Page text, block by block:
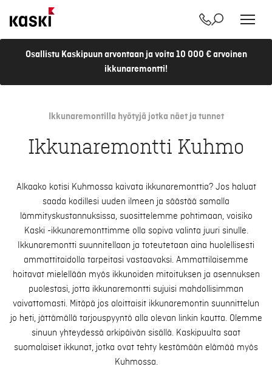
sisältöön
Yhteystiedot
Etsi
Osallistu Kaskipuun arvontaan ja voita 10 000 € arvoinen
ikkunaremontti!
Ikkunaremontilla hyötyjä jotka näet ja tunnet
Ikkunaremontti Kuhmo
Alkaako kotisi Kuhmossa kaivata ikkunaremonttia? Jos haluat
saada kodillesi uuden ilmeen ja säästää samalla
lämmityskustannuksissa, suosittelemme pohtimaan, voisiko
Kaski -ikkunaremonttimme olla sopiva valinta juuri sinulle.
Ikkunaremontti suunnitellaan ja toteutetaan aina huolellisesti
ammattitaidolla tarpeitasi vastaavaksi. Ammattilaisemme
hoitavat mielellään myös ikkunoiden mitoituksen ja asennuksen
puolestasi, jotta ikkunaremontti sujuisi mahdollisimman
vaivattomasti. Mitäpä jos aloittaisit ikkunaremontin suunnittelun
jo heti, jättämällä tarjouspyyntö alla olevan linkin kautta. Olemme
sinuun yhteydessä arkipäivän sisällä. Kaskipuulta saat
suomalaiset ikkunat, jotka ovat tehty kestämään elämää myös
Kuhmossa.